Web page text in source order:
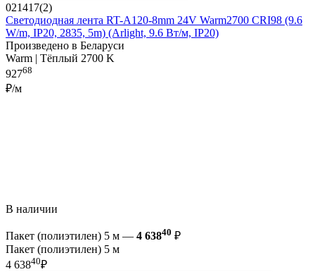
021417(2)
Светодиодная лента RT-A120-8mm 24V Warm2700 CRI98 (9.6
W/m, IP20, 2835, 5m) (Arlight, 9.6 Вт/м, IP20)
Произведено в Беларуси
Warm | Тёплый 2700 K
92768
₽/м
В наличии
Пакет (полиэтилен) 5 м — 4 63840 ₽
Пакет (полиэтилен) 5 м
4 63840₽